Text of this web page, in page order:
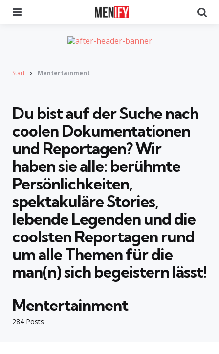
Start Mentertainment
284 Posts
Mentertainment
Du bist auf der Suche nach
coolen Dokumentationen
und Reportagen? Wir
haben sie alle: berühmte
Persönlichkeiten,
spektakuläre Stories,
lebende Legenden und die
coolsten Reportagen rund
um alle Themen für die
man(n) sich begeistern lässt!